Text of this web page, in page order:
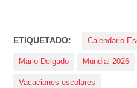
ETIQUETADO: Calendario
Mario Delgado Mundial 2026
Vacaciones escolares